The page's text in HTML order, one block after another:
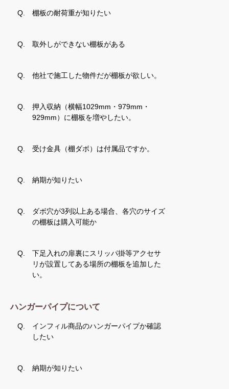
Q. 棚板の耐荷重が知りたい
Q. 取外しができない棚板がある
Q. 他社で施工した物件だが棚板が欲しい。
Q.
押入収納（横幅1029mm・979mm・
929mm）に棚板を増やしたい。
Q. 受け金具（棚ダボ）は付属品ですか。
Q. 納期が知りたい
Q.
ダボ穴が3列以上ある場合、各穴のサイズ
の棚板は購入可能か
Q.
下足入れの扉裏にスリッパ掛等アクセサ
リが設置してある場所の棚板を追加した
い。
ハンガーパイプについて
Q.
インフィル商品のハンガーパイプか確認
したい
Q. 納期が知りたい